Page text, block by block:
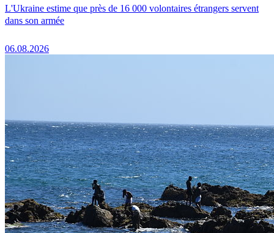
L'Ukraine estime que près de 16 000 volontaires étrangers servent
dans son armée
06.08.2026